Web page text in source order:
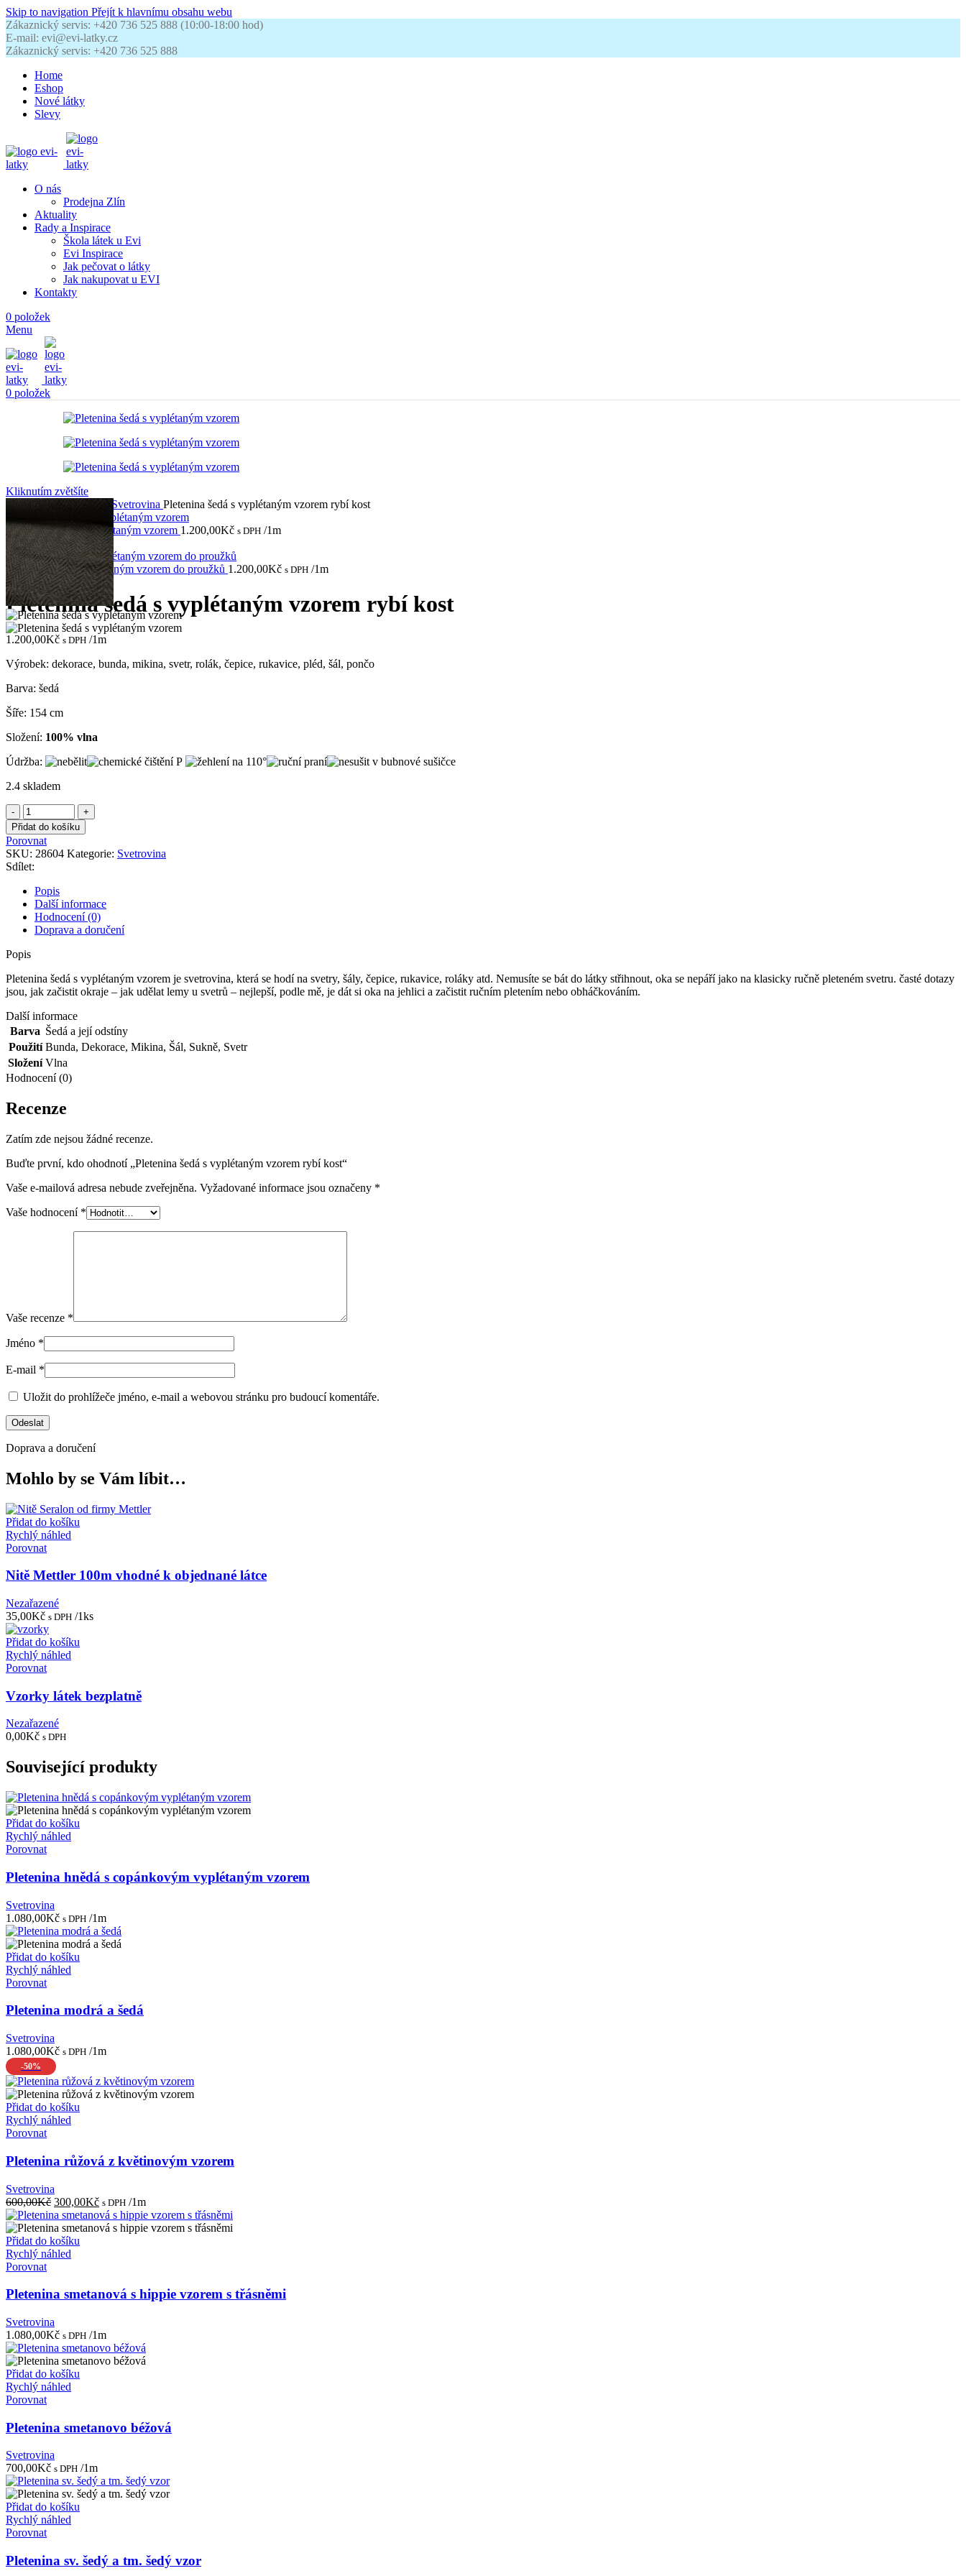
Skip to navigation Přejít k hlavnímu obsahu webu
Zákaznický servis: +420 736 525 888 (10:00-18:00 hod)
E-mail: evi@evi-latky.cz
Zákaznický servis: +420 736 525 888
Home
Eshop
Nové látky
Slevy
O nás
Prodejna Zlín
Aktuality
Rady a Inspirace
Škola látek u Evi
Evi Inspirace
Jak pečovat o látky
Jak nakupovat u EVI
Kontakty
0 položek
Menu
0 položek
Kliknutím zvětšíte
Pletenina Svetrovina Pletenina šedá s vyplétaným vzorem rybí kost
Pletenina hnědá s vyplétaným vzorem 1.200,00Kč s DPH /1m
Zpět na produkty
Pletenina šedá s vyplétaným vzorem do proužků 1.200,00Kč s DPH /1m
Pletenina šedá s vyplétaným vzorem rybí kost
1.200,00Kč s DPH /1m
Výrobek: dekorace, bunda, mikina, svetr, rolák, čepice, rukavice, pléd, šál, pončo
Barva: šedá
Šíře: 154 cm
Složení: 100% vlna
Údržba:
2.4 skladem
Pletenina
šedá
s
vyplétaným
vzorem
rybí
kost
množství
Přidat do košíku
Porovnat
SKU: 28604 Kategorie: Svetrovina
Sdílet:
Popis
Další informace
Hodnocení (0)
Doprava a doručení
Popis
Pletenina šedá s vyplétaným vzorem je svetrovina, která se hodí na svetry, šály, čepice, rukavice, roláky atd. Nemusíte se bát do látky střihnout, oka se nepáří jako na klasicky ručně pleteném svetru. časté dotazy
jsou, jak začistit okraje – jak udělat lemy u svetrů – nejlepší, podle mě, je dát si oka na jehlici a začistit ručním pletením nebo obháčkováním.
Další informace
Barva Šedá a její odstíny
Použití Bunda, Dekorace, Mikina, Šál, Sukně, Svetr
Složení Vlna
Hodnocení (0)
Recenze
Zatím zde nejsou žádné recenze.
Buďte první, kdo ohodnotí „Pletenina šedá s vyplétaným vzorem rybí kost“
Vaše e-mailová adresa nebude zveřejněna. Vyžadované informace jsou označeny *
Vaše hodnocení *
Vaše recenze *
Jméno *
E-mail *
Uložit do prohlížeče jméno, e-mail a webovou stránku pro budoucí komentáře.
Doprava a doručení
Mohlo by se Vám líbit…
Přidat do košíku
Rychlý náhled
Porovnat
Nitě Mettler 100m vhodné k objednané látce
Nezařazené
35,00Kč s DPH /1ks
Přidat do košíku
Rychlý náhled
Porovnat
Vzorky látek bezplatně
Nezařazené
0,00Kč s DPH
Související produkty
Přidat do košíku
Rychlý náhled
Porovnat
Pletenina hnědá s copánkovým vyplétaným vzorem
Svetrovina
1.080,00Kč s DPH /1m
Přidat do košíku
Rychlý náhled
Porovnat
Pletenina modrá a šedá
Svetrovina
1.080,00Kč s DPH /1m
-50%
Přidat do košíku
Rychlý náhled
Porovnat
Pletenina růžová z květinovým vzorem
Svetrovina
600,00Kč Původní
cena
byla:
600,00Kč.
300,00KčAktuální
cena
je:
s DPH /1m
Přidat do košíku
Rychlý náhled
Porovnat
Pletenina smetanová s hippie vzorem s třásněmi
Svetrovina
1.080,00Kč s DPH /1m
Přidat do košíku
Rychlý náhled
Porovnat
Pletenina smetanovo béžová
Svetrovina
700,00Kč s DPH /1m
Přidat do košíku
Rychlý náhled
Porovnat
Pletenina sv. šedý a tm. šedý vzor